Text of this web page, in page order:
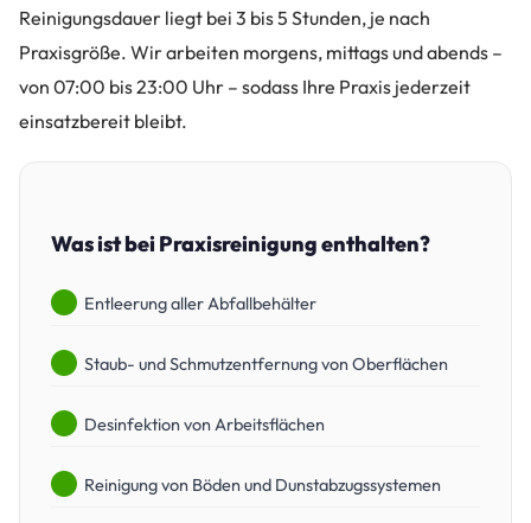
Reinigungsdauer liegt bei 3 bis 5 Stunden, je nach
Praxisgröße. Wir arbeiten morgens, mittags und abends –
von 07:00 bis 23:00 Uhr – sodass Ihre Praxis jederzeit
einsatzbereit bleibt.
Was ist bei Praxisreinigung enthalten?
Entleerung aller Abfallbehälter
Staub- und Schmutzentfernung von Oberflächen
Desinfektion von Arbeitsflächen
Reinigung von Böden und Dunstabzugssystemen